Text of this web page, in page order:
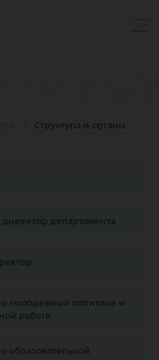
Структура и органы
директор департамента
молодежной политике и
работе
образовательной